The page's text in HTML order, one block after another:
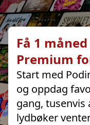
Få 1
Premium
Start med
og oppdag
gang, tusenvis
lydbøker